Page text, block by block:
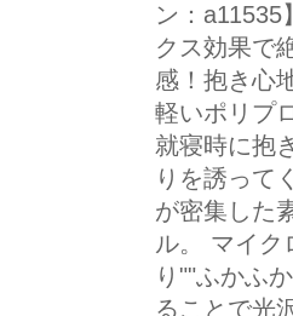
ン：a11535
クス効果で
感！抱き心
軽いポリプ
就寝時に抱
りを誘って
が密集した
ル。 マイク
り""ふかふ
ることで光